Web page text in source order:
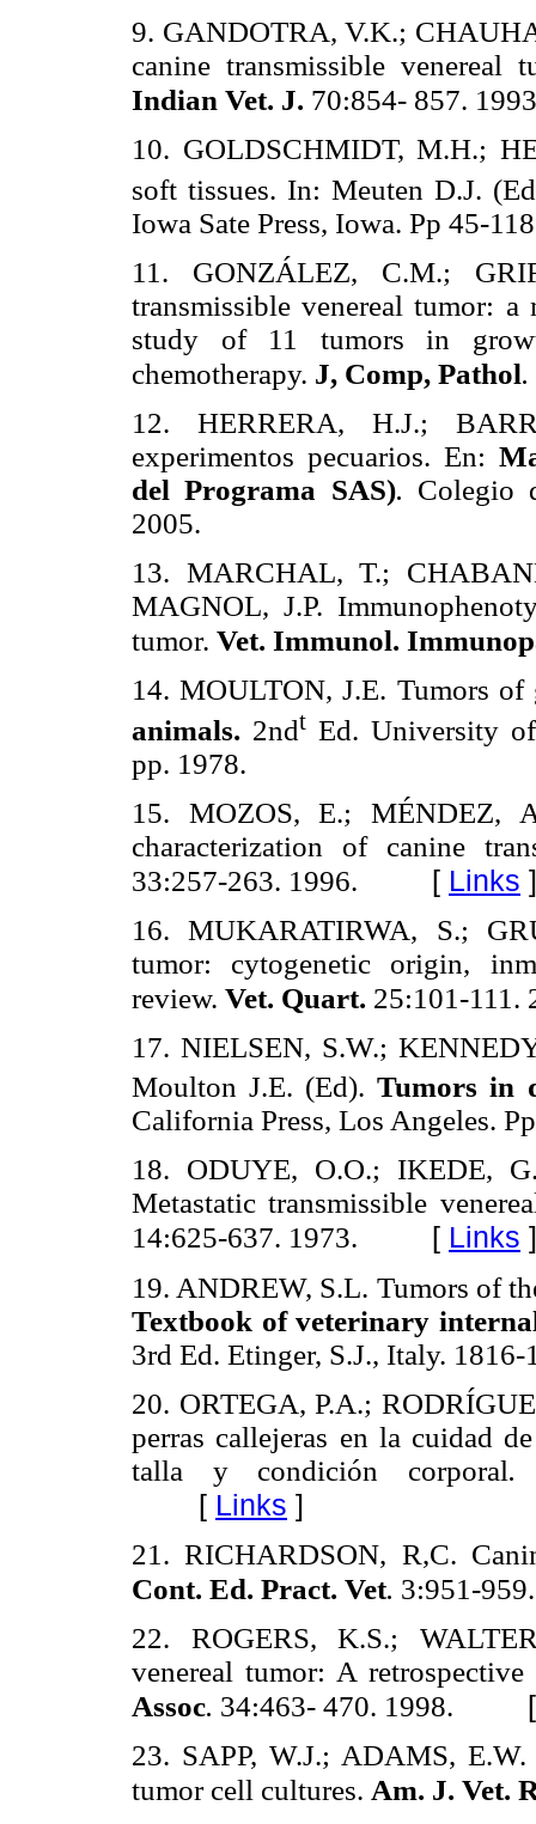
9. GANDOTRA, V.K.;
canine transmissible venereal
Indian Vet. J. 70:854- 857.
10. GOLDSCHMIDT, M.H.;
soft tissues. In: Meuten D.J.
Iowa Sate Press, Iowa. Pp 45-
11. GONZÁLEZ, C.M.;
transmissible venereal tumor:
study of 11 tumors in
chemotherapy. J, Comp, Pathol.
12. HERRERA, H.J.;
experimentos pecuarios. En:
del Programa SAS). Colegio
2005.
13. MARCHAL, T.;
MAGNOL, J.P.
tumor. Vet. Immunol.
14. MOULTON, J.E. Tumors
animals. 2ndtEd. University
pp. 1978.
15. MOZOS, E.; MÉNDEZ,
characterization of canine
33:257-263. 1996.
[ Links ]
16. MUKARATIRWA, S.;
tumor: cytogenetic origin,
review. Vet. Quart. 25:101-111.
17. NIELSEN, S.W.;
Moulton J.E. (Ed).Tumors in
California Press, Los Angeles.
18. ODUYE, O.O.; IKEDE,
Metastatic transmissible
14:625-637. 1973.
[ Links ]
19. ANDREW, S.L. Tumors of
Textbook of veterinary
3rd Ed. Etinger, S.J., Italy.
20. ORTEGA, P.A.;
perras callejeras en la cuidad
talla y condición corporal
[ Links ]
21. RICHARDSON, R,C.
Cont. Ed. Pract. Vet. 3:951-
22. ROGERS, K.S.;
venereal tumor: A
Assoc. 34:463- 470. 1998.
23. SAPP, W.J.; ADAMS,
tumor cell cultures. Am. J. Vet.